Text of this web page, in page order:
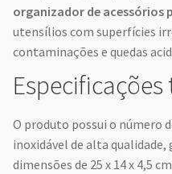
organizador de acessórios
utensílios com superfícies
contaminações e quedas
Especificações
O produto possui o número
inoxidável de alta
dimensões de 25 x 14 x 4,5